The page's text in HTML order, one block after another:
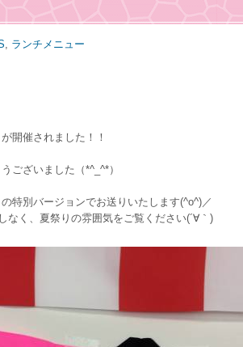
ランチメニュー
が開催されました！！
ございました（*^_^*）
特別バージョンでお送りいたします(^o^)／
なく、夏祭りの雰囲気をご覧ください(´∀｀)